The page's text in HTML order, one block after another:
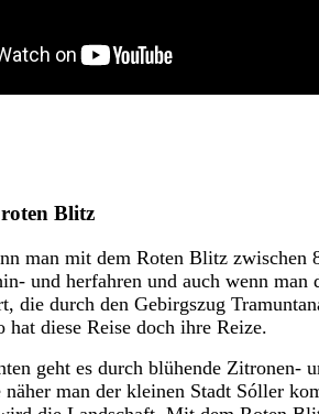
Blitz
man mit dem Roten Blitz zwischen
und herfahren und auch wenn man
die durch den Gebirgszug
hat diese Reise doch ihre Reize.
geht es durch blühende Zitronen-
näher man der kleinen Stadt Sóller